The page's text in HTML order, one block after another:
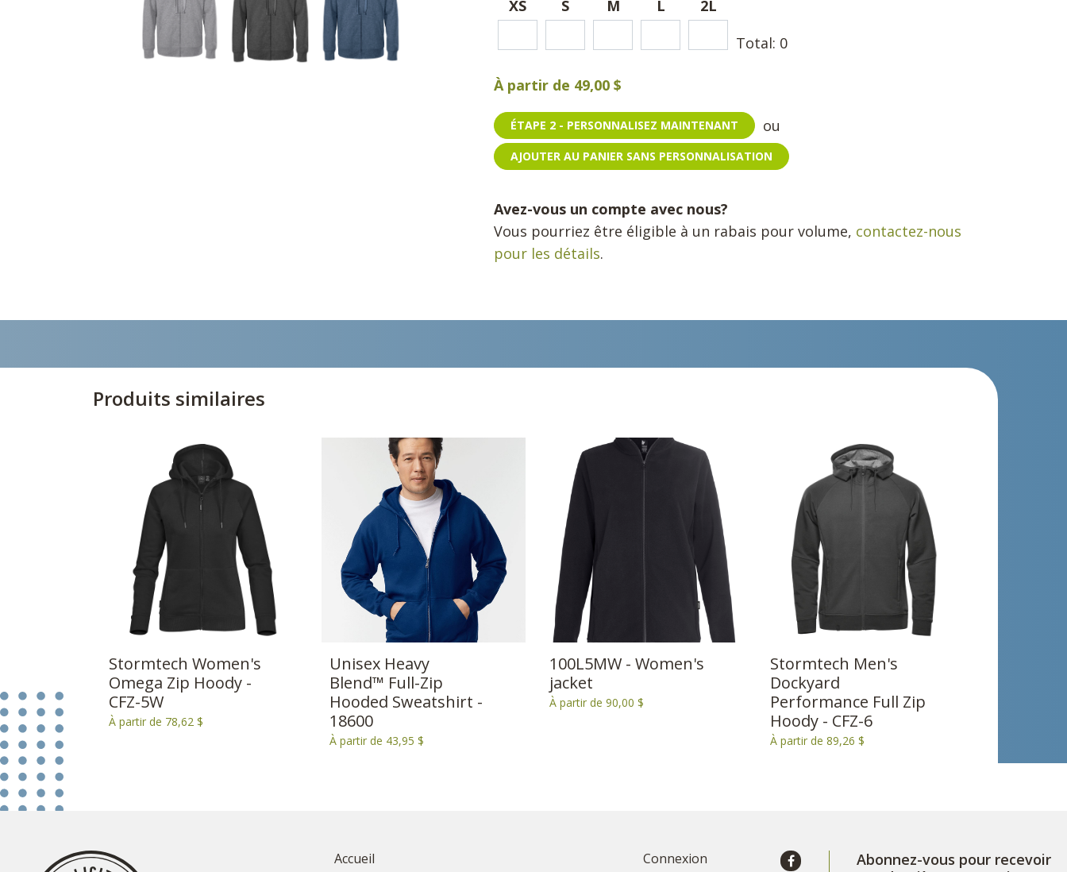
XS S M L
2L
Total: 0
À partir de 49,00 $
ÉTAPE 2 - PERSONNALISEZ MAINTENANT ou
AJOUTER AU PANIER SANS PERSONNALISATION
Avez-vous un compte avec nous?
Vous pourriez être éligible à un rabais pour volume, contactez-nous
pour les détails.
Produits similaires
Stormtech Women's
Omega Zip Hoody -
CFZ-5W
À partir de 78,62 $
Unisex Heavy
Blend™ Full-Zip
Hooded Sweatshirt -
18600
À partir de 43,95 $
100L5MW - Women's
jacket
À partir de 90,00 $
Stormtech Men's
Dockyard
Performance Full Zip
Hoody - CFZ-6
À partir de 89,26 $
Accueil Connexion
Abonnez-vous pour recevoir